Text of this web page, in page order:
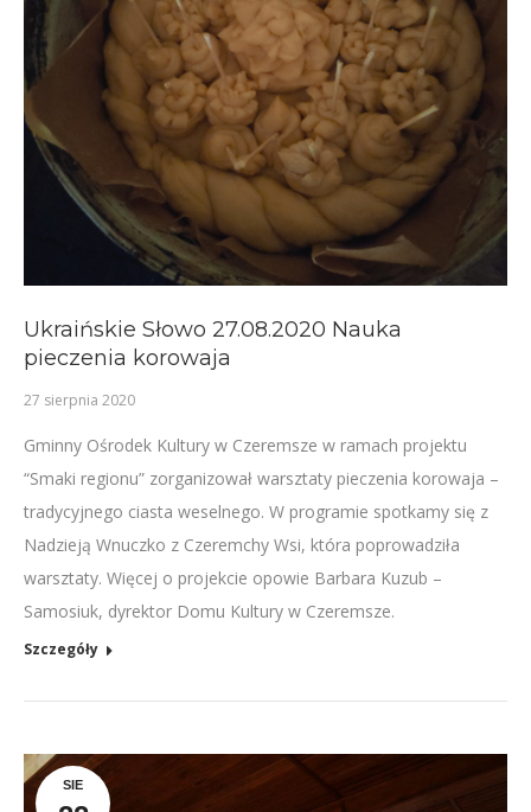
Ukraińskie Słowo 27.08.2020 Nauka
pieczenia korowaja
27 sierpnia 2020
Gminny Ośrodek Kultury w Czeremsze w ramach projektu
“Smaki regionu” zorganizował warsztaty pieczenia korowaja –
tradycyjnego ciasta weselnego. W programie spotkamy się z
Nadzieją Wnuczko z Czeremchy Wsi, która poprowadziła
warsztaty. Więcej o projekcie opowie Barbara Kuzub –
Samosiuk, dyrektor Domu Kultury w Czeremsze.
Szczegóły
SIE